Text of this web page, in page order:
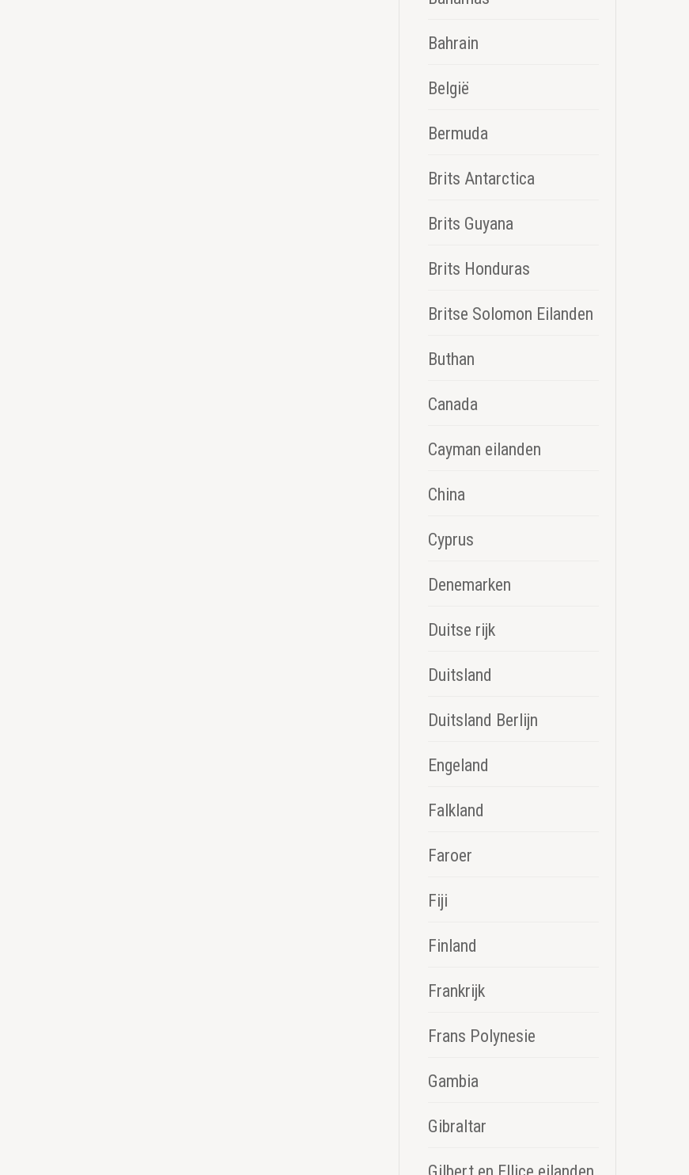
Bahrain
België
Bermuda
Brits Antarctica
Brits Guyana
Brits Honduras
Britse Solomon Eilanden
Buthan
Canada
Cayman eilanden
China
Cyprus
Denemarken
Duitse rijk
Duitsland
Duitsland Berlijn
Engeland
Falkland
Faroer
Fiji
Finland
Frankrijk
Frans Polynesie
Gambia
Gibraltar